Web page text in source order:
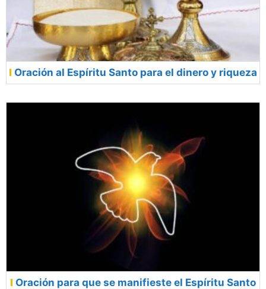
Oración al Espíritu Santo para el dinero y riqueza
Oración para que se manifieste el Espíritu Santo